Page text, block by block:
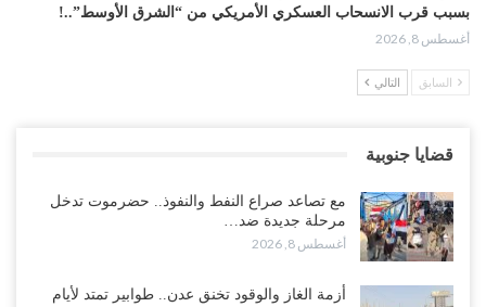
بسبب قرب الانسحاب العسكري الأمريكي من “الشرق الأوسط”..!
أغسطس 8, 2026
من حضرموت إلى عدن.. الانتقالي يصعّد ضد السعودية بعصيان مدني
إسكات الصوت الحضرمي..!
أغسطس 8, 2026
المحافظ الجنيدي يحذر من خطورة المخططات السعودية على ابناء
السابق التالي
قضايا جنوبية
مع تصاعد صراع النفط والنفوذ.. حضرموت تدخل
مرحلة جديدة ضد…
أغسطس 8, 2026
أزمة الغاز والوقود تخنق عدن.. طوابير تمتد لأيام